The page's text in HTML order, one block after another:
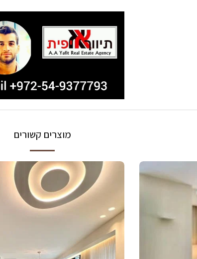
מוצרים קשורים